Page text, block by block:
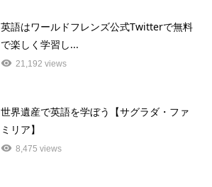
英語はワールドフレンズ公式Twitterで無料
で楽しく学習し...
21,192 views
世界遺産で英語を学ぼう【サグラダ・ファ
ミリア】
8,475 views